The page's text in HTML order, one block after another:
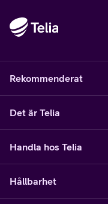
Rekommenderat
Det är Telia
Handla hos Telia
Hållbarhet